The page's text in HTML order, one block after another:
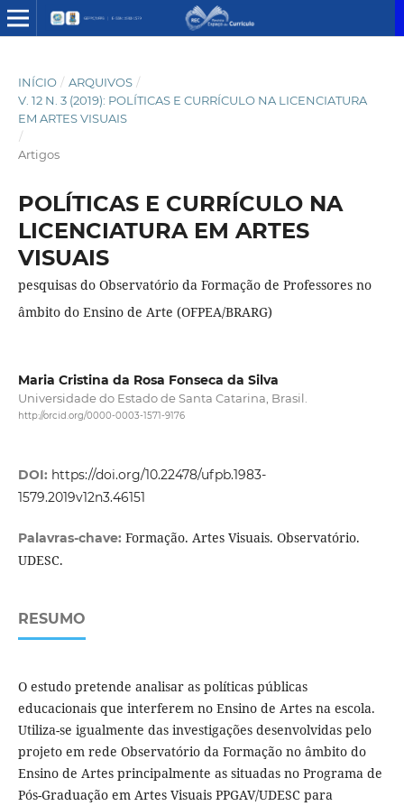
INÍCIO / ARQUIVOS /
V. 12 N. 3 (2019): POLÍTICAS E CURRÍCULO NA LICENCIATURA
EM ARTES VISUAIS
/
Artigos
POLÍTICAS E CURRÍCULO NA
LICENCIATURA EM ARTES
VISUAIS
pesquisas do Observatório da Formação de Professores no
âmbito do Ensino de Arte (OFPEA/BRARG)
Maria Cristina da Rosa Fonseca da Silva
Universidade do Estado de Santa Catarina, Brasil.
http://orcid.org/0000-0003-1571-9176
DOI: https://doi.org/10.22478/ufpb.1983-
1579.2019v12n3.46151
Palavras-chave: Formação. Artes Visuais. Observatório.
UDESC.
RESUMO
O estudo pretende analisar as políticas públicas
educacionais que interferem no Ensino de Artes na escola.
Utiliza-se igualmente das investigações desenvolvidas pelo
projeto em rede Observatório da Formação no âmbito do
Ensino de Artes principalmente as situadas no Programa de
Pós-Graduação em Artes Visuais PPGAV/UDESC para